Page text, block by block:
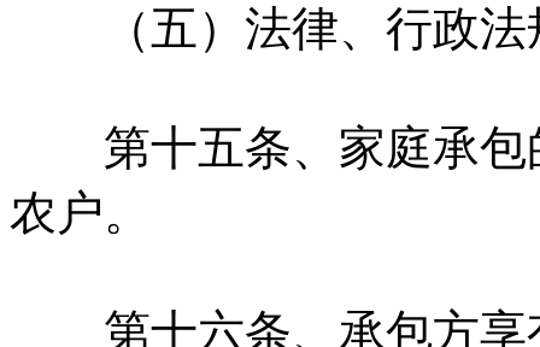
（五）法律、行政法
第十五条、家庭承包
农户。
第十六条、承包方享